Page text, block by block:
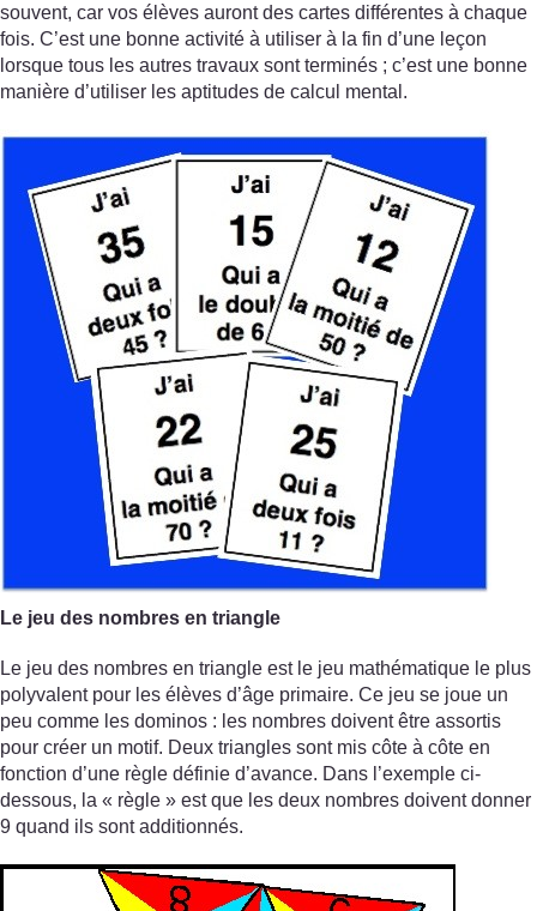
souvent, car vos élèves auront des cartes différentes à chaque
fois. C’est une bonne activité à utiliser à la fin d’une leçon
lorsque tous les autres travaux sont terminés ; c’est une bonne
manière d’utiliser les aptitudes de calcul mental.
Le jeu des nombres en triangle
Le jeu des nombres en triangle est le jeu mathématique le plus
polyvalent pour les élèves d’âge primaire. Ce jeu se joue un
peu comme les dominos : les nombres doivent être assortis
pour créer un motif. Deux triangles sont mis côte à côte en
fonction d’une règle définie d’avance. Dans l’exemple ci-
dessous, la « règle » est que les deux nombres doivent donner
9 quand ils sont additionnés.